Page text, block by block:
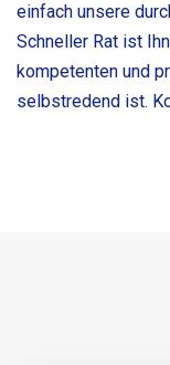
einfach unsere
Schneller Rat ist
kompetenten und
selbstredend ist.